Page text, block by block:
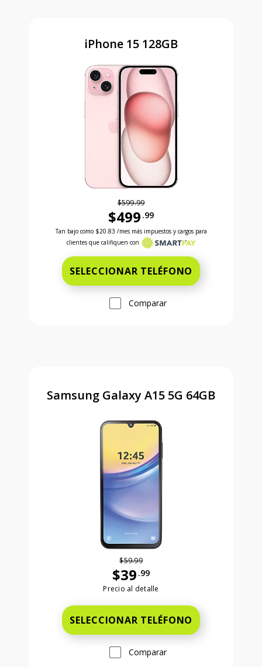
iPhone 15 128GB
$599.99
$499 .99
Antes el precio era 599 dollars and 99 cents
Tan bajo como $20.83 /mes más impuestos y cargos para
clientes que califiquen con
SELECCIONAR TELÉFONO
Comparar
Samsung Galaxy A15 5G 64GB
$59.99
$39 .99
Antes el precio era 59 dollars and
Precio al detalle
SELECCIONAR TELÉFONO
Comparar